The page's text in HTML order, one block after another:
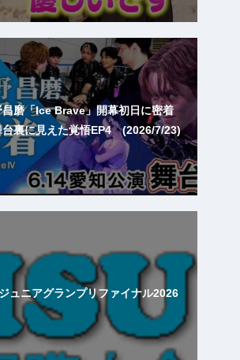
昌磨「Ice Brave」開幕初日に密着
台裏に見えた覚悟EP4 (2026/7/23)
ュニアグランプリファイナル2026